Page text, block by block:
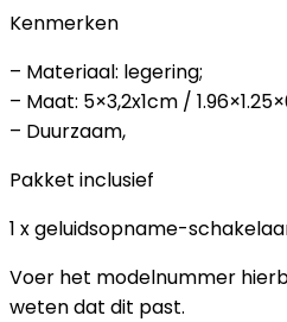
Kenmerken
– Materiaal: legering;
– Maat: 5×3,2x1cm /
– Duurzaam,
Pakket inclusief
1 x geluidsopname-
Voer het modelnummer
weten dat dit past.